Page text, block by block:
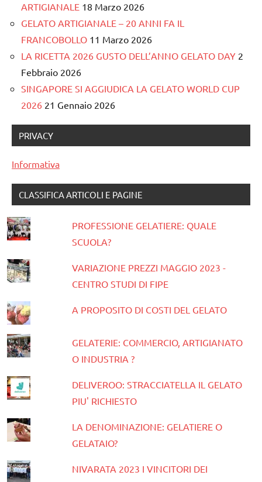
ARTIGIANALE 18 Marzo 2026
GELATO ARTIGIANALE – 20 ANNI FA IL
FRANCOBOLLO 11 Marzo 2026
LA RICETTA 2026 GUSTO DELL’ANNO GELATO DAY 2
Febbraio 2026
SINGAPORE SI AGGIUDICA LA GELATO WORLD CUP
2026 21 Gennaio 2026
PRIVACY
Informativa
CLASSIFICA ARTICOLI E PAGINE
PROFESSIONE GELATIERE: QUALE
SCUOLA?
VARIAZIONE PREZZI MAGGIO 2023 -
CENTRO STUDI DI FIPE
A PROPOSITO DI COSTI DEL GELATO
GELATERIE: COMMERCIO, ARTIGIANATO
O INDUSTRIA ?
DELIVEROO: STRACCIATELLA IL GELATO
PIU' RICHIESTO
LA DENOMINAZIONE: GELATIERE O
GELATAIO?
NIVARATA 2023 I VINCITORI DEI